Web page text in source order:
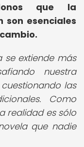
que la
son esenciales
se extiende más
nuestra
las
Como
realidad es sólo
que nadie